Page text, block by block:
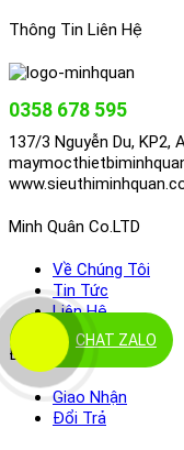
CHAT ZALO
Thông Tin Liên Hệ
0358 678 595
137/3 Nguyễn Du, KP2,
Minh Quân Co.LTD
Về Chúng Tôi
Tin Tức
Liên Hệ
Điều Khoản
Giao Nhận
Đổi Trả